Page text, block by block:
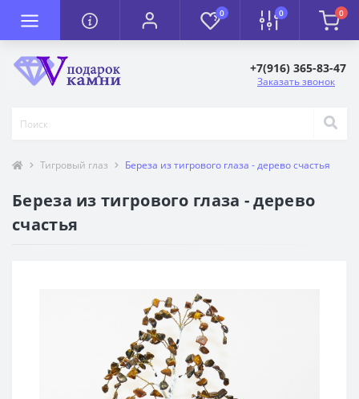
0 0 0
+7(916) 365-83-47
Заказать звонок
Тигровый глаз Береза из тигрового глаза - дерево счастья
Береза из тигрового глаза - дерево
счастья